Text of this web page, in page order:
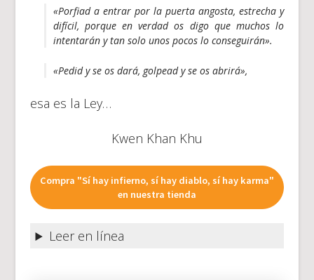
«Porfiad a entrar por la puerta angosta, estrecha y
difícil, porque en verdad os digo que muchos lo
intentarán y tan solo unos pocos lo conseguirán».
«Pedid y se os dará, golpead y se os abrirá»,
esa es la Ley…
Kwen Khan Khu
Compra "Sí hay infierno, sí hay diablo, sí hay karma"
en nuestra tienda
Leer en línea